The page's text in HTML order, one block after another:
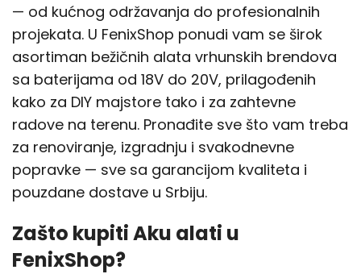
— od kućnog održavanja do profesionalnih
projekata. U FenixShop ponudi vam se širok
asortiman bežičnih alata vrhunskih brendova
sa baterijama od 18V do 20V, prilagođenih
kako za DIY majstore tako i za zahtevne
radove na terenu. Pronađite sve što vam treba
za renoviranje, izgradnju i svakodnevne
popravke — sve sa garancijom kvaliteta i
pouzdane dostave u Srbiju.
Zašto kupiti Aku alati u
FenixShop?